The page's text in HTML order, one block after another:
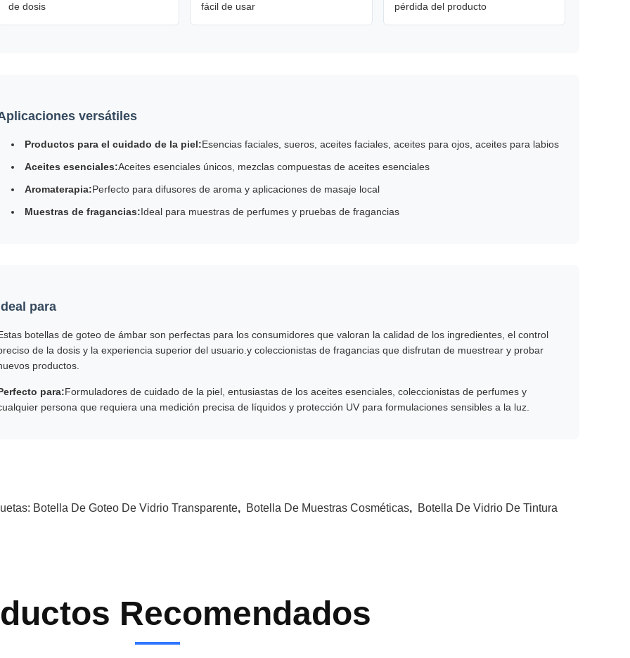
de dosis
fácil de usar
pérdida del producto
versátiles
Productos para el cuidado de la piel:Esencias faciales, sueros, aceites faciales, aceites para ojos, aceites para labios
Aceites esenciales:Aceites esenciales únicos, mezclas compuestas de aceites esenciales
Aromaterapia:Perfecto para difusores de aroma y aplicaciones de masaje local
Muestras de fragancias:Ideal para muestras de perfumes y pruebas de fragancias
para
botellas de goteo de ámbar son perfectas para los consumidores que valoran la calidad de los ingredientes, el control
de la dosis y la experiencia superior del usuario.y coleccionistas de fragancias que disfrutan de muestrear y probar
productos.
para:Formuladores de cuidado de la piel, entusiastas de los aceites esenciales, coleccionistas de perfumes y
persona que requiera una medición precisa de líquidos y protección UV para formulaciones sensibles a la luz.
Botella De Goteo De Vidrio Transparente, Botella De Muestras Cosméticas, Botella De Vidrio De Tintura
Recomendados